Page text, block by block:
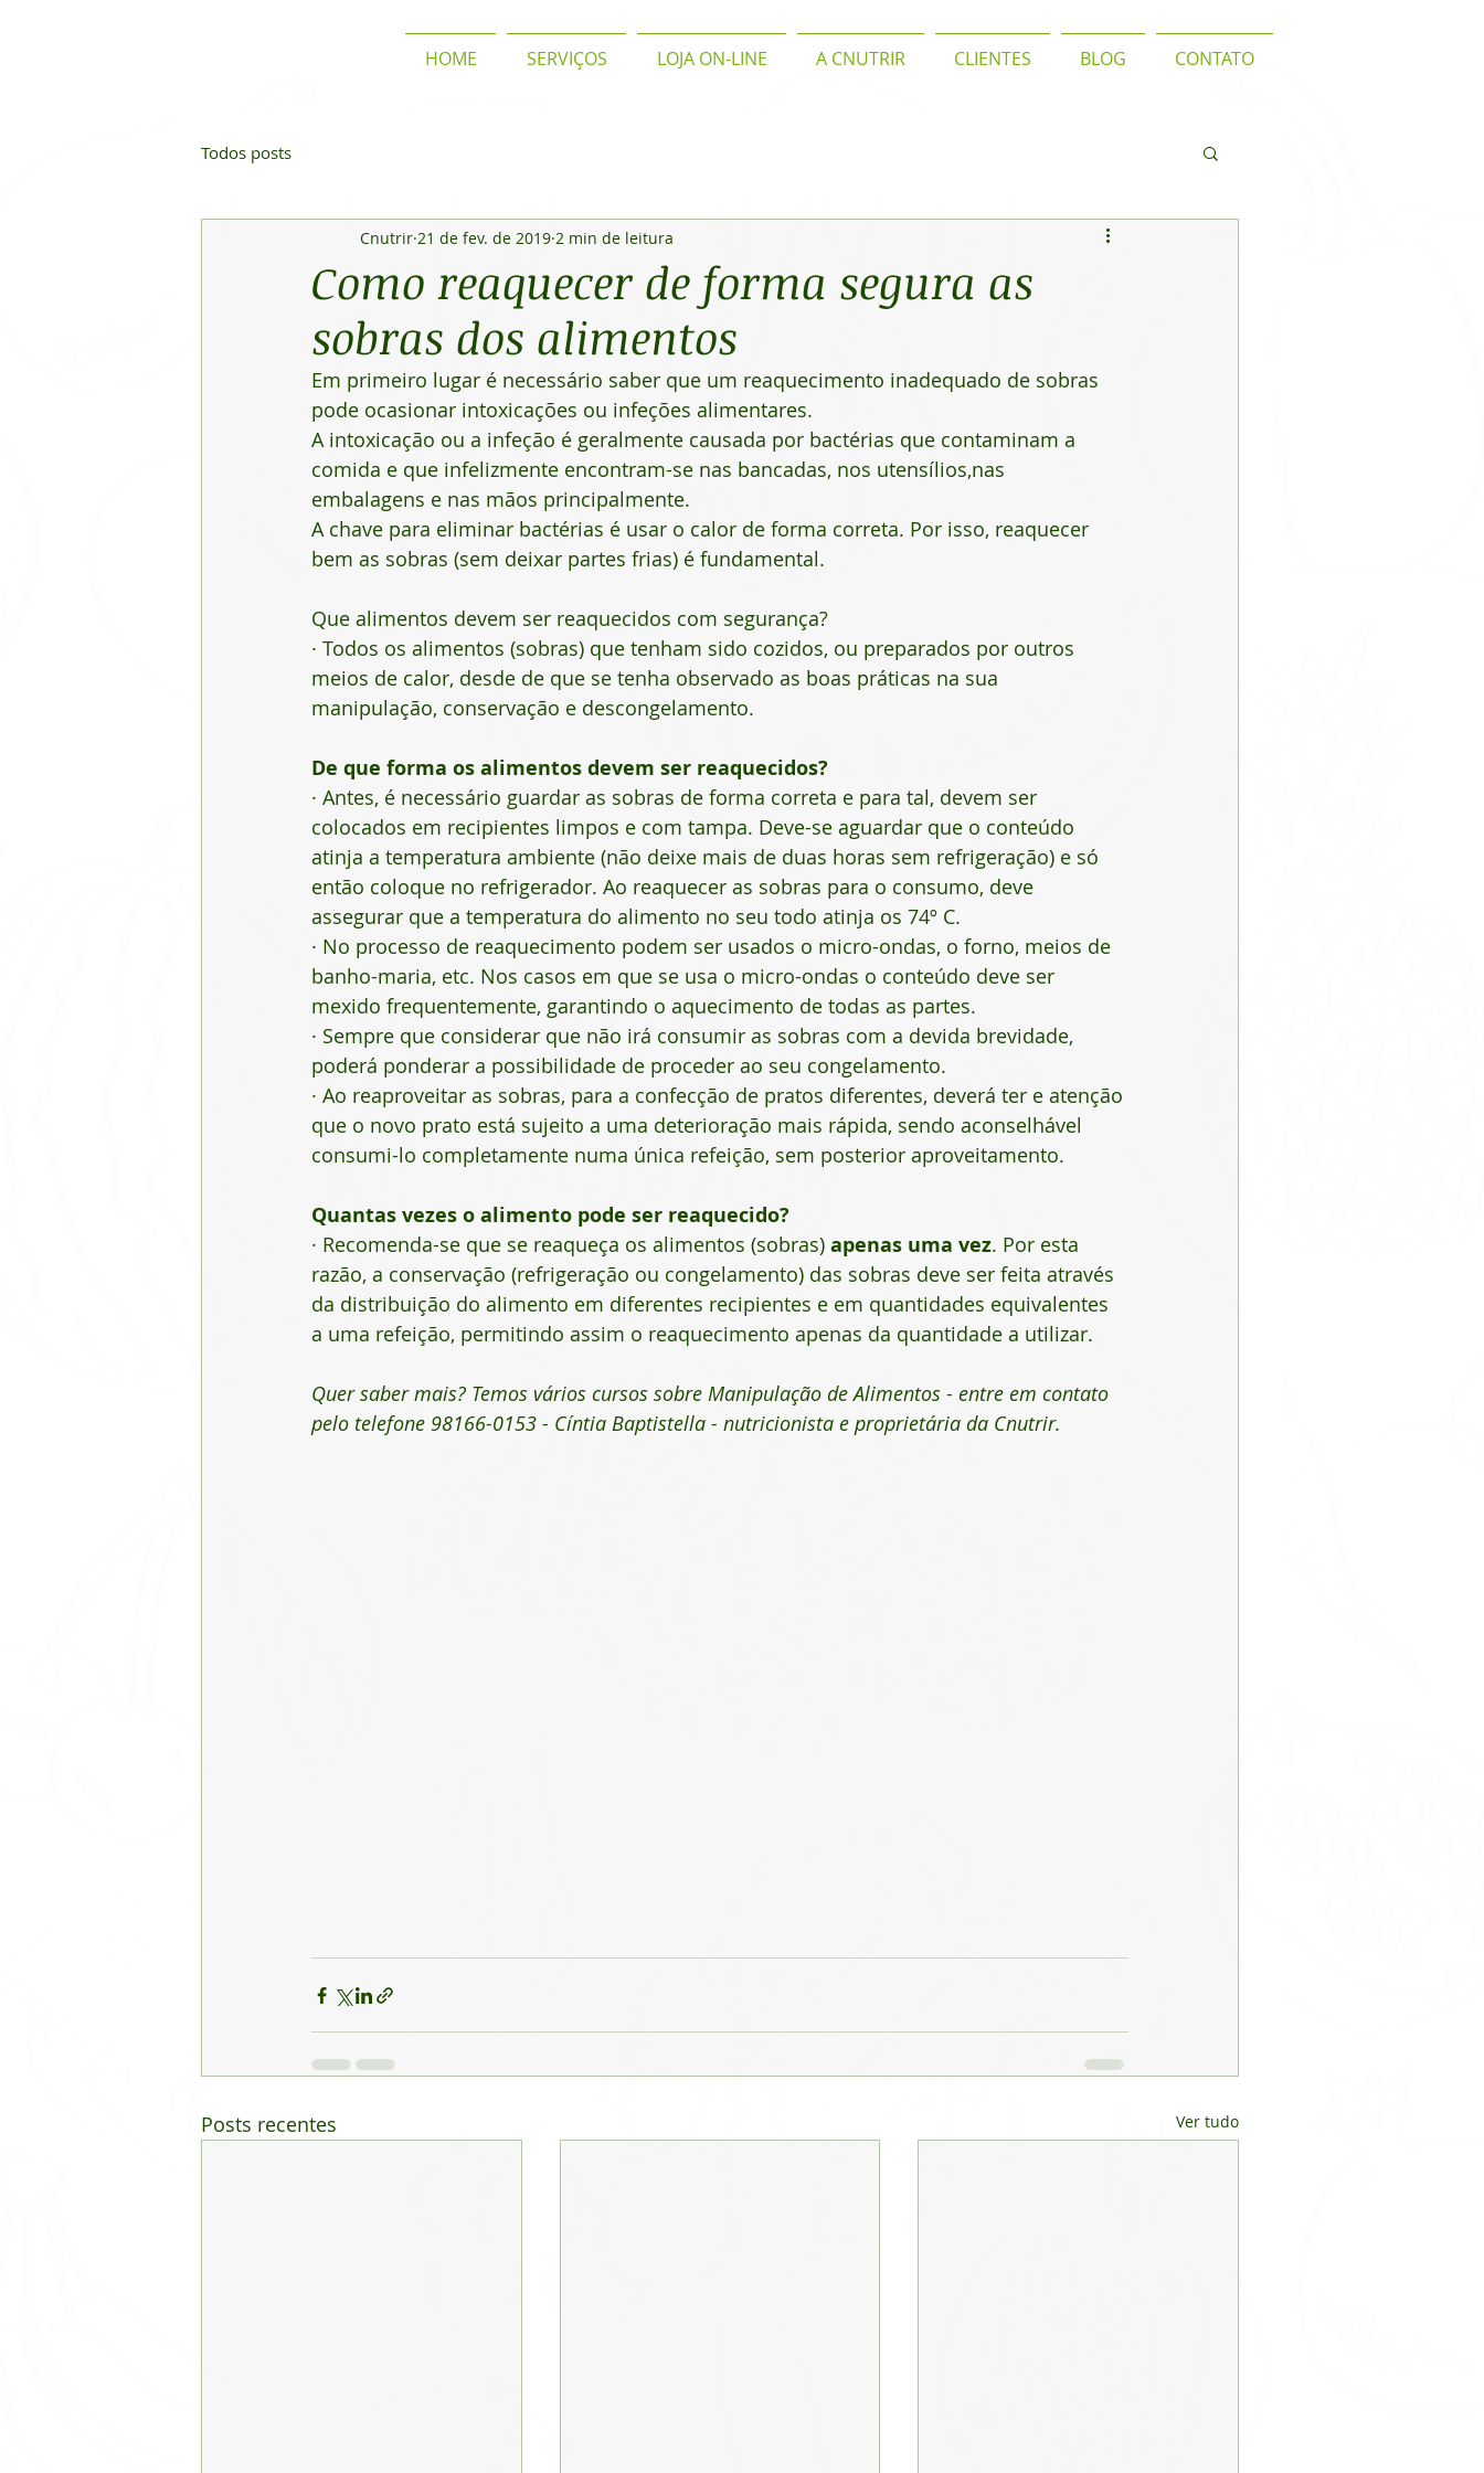
HOME SERVIÇOS LOJA ON-LINE A CNUTRIR CLIENTES BLOG CONTATO
Todos posts
Como reaquecer de forma segura as
sobras dos alimentos
Cnutrir 21 de fev. de 2019 2 min de leitura
Em primeiro lugar é necessário saber que um reaquecimento inadequado de sobras
pode ocasionar intoxicações ou infeções alimentares.
A intoxicação ou a infeção é geralmente causada por bactérias que contaminam a
comida e que infelizmente encontram-se nas bancadas, nos utensílios,nas
embalagens e nas mãos principalmente.
A chave para eliminar bactérias é usar o calor de forma correta. Por isso, reaquecer
bem as sobras (sem deixar partes frias) é fundamental.
Que alimentos devem ser reaquecidos com segurança?
· Todos os alimentos (sobras) que tenham sido cozidos, ou preparados por outros
meios de calor, desde de que se tenha observado as boas práticas na sua
manipulação, conservação e descongelamento.
De que forma os alimentos devem ser reaquecidos?
· Antes, é necessário guardar as sobras de forma correta e para tal, devem ser
colocados em recipientes limpos e com tampa. Deve-se aguardar que o conteúdo
atinja a temperatura ambiente (não deixe mais de duas horas sem refrigeração) e só
então coloque no refrigerador. Ao reaquecer as sobras para o consumo, deve
assegurar que a temperatura do alimento no seu todo atinja os 74º C.
· No processo de reaquecimento podem ser usados o micro-ondas, o forno, meios de
banho-maria, etc. Nos casos em que se usa o micro-ondas o conteúdo deve ser
mexido frequentemente, garantindo o aquecimento de todas as partes.
· Sempre que considerar que não irá consumir as sobras com a devida brevidade,
poderá ponderar a possibilidade de proceder ao seu congelamento.
· Ao reaproveitar as sobras, para a confecção de pratos diferentes, deverá ter e atenção
que o novo prato está sujeito a uma deterioração mais rápida, sendo aconselhável
consumi-lo completamente numa única refeição, sem posterior aproveitamento.
Quantas vezes o alimento pode ser reaquecido?
· Recomenda-se que se reaqueça os alimentos (sobras) apenas uma vez. Por esta
razão, a conservação (refrigeração ou congelamento) das sobras deve ser feita através
da distribuição do alimento em diferentes recipientes e em quantidades equivalentes
a uma refeição, permitindo assim o reaquecimento apenas da quantidade a utilizar.
Quer saber mais? Temos vários cursos sobre Manipulação de Alimentos - entre em contato
pelo telefone 98166-0153 - Cíntia Baptistella - nutricionista e proprietária da Cnutrir.
Posts recentes Ver tudo